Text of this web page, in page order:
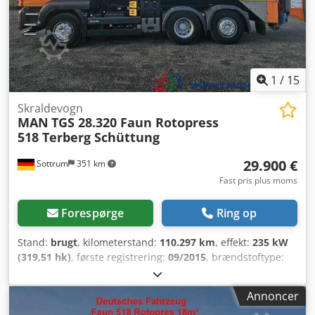
1 / 15
Sottrum 351 km
Skraldevogn
MAN TGS 28.320 Faun Rotopress
518 Terberg Schüttung
29.900 €
Fast pris plus moms
Forespørge Ring op
Stand: brugt, kilometerstand: 110.297 km, effekt: 235 kW
(319,51 hk), første registrering: 09/2015, brændstoftype:
, maksimal lastvægt:
samlet vægt:26.000 kg, akslekonfiguration:6x2,
3.600 mm, bremser:retarder , farve: orange,
Annoncer